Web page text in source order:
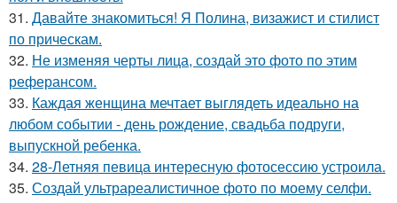
31. Давайте знакомиться! Я Полина, визажист и стилист
по прическам.
32. Не изменяя черты лица, создай это фото по этим
реферансом.
33. Каждая женщина мечтает выглядеть идеально на
любом событии - день рождение, свадьба подруги,
выпускной ребенка.
34. 28-Летняя певица интересную фотосессию устроила.
35. Создай ультрареалистичное фото по моему селфи.